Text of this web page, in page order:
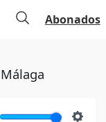
Abonados